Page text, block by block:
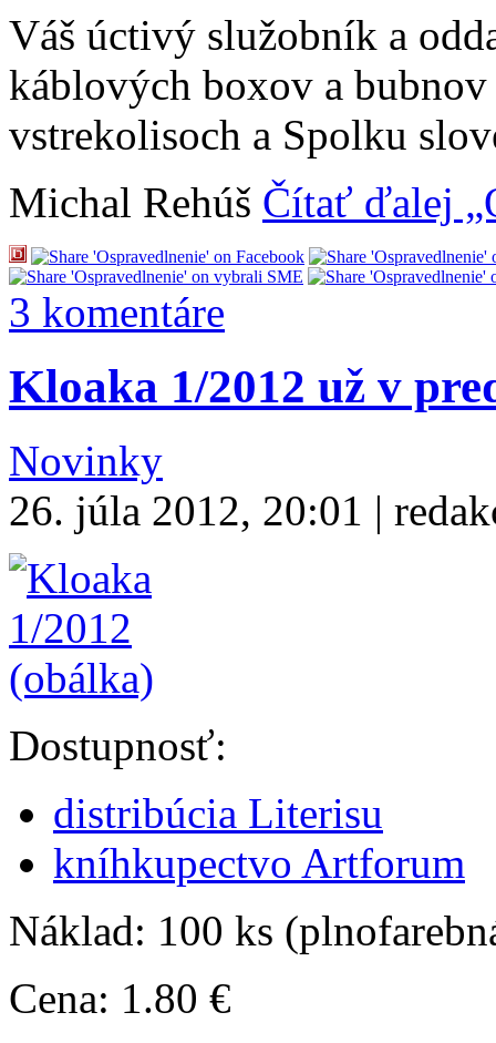
Váš úctivý služobník a
káblových boxov a
vstrekolisoch a Spolku
Michal Rehúš Čítať ďalej
3 komentáre
Kloaka 1/2012 už v
Novinky
26. júla 2012, 20:01 |
Dostupnosť:
distribúcia Literisu
kníhkupectvo Artforum
Náklad: 100 ks
Cena: 1.80 €